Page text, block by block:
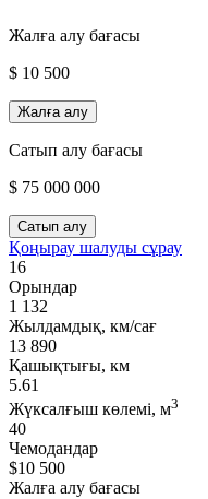
Жалға алу бағасы
$ 10 500
Жалға алу
Сатып алу бағасы
$ 75 000 000
Сатып алу
Қоңырау шалуды сұрау
16
Орындар
1 132
Жылдамдық, км/сағ
13 890
Қашықтығы, км
5.61
Жүксалғыш көлемі, м3
40
Чемодандар
$10 500
Жалға алу бағасы